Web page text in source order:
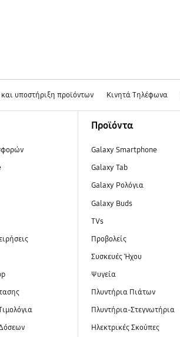
υποστήριξη προϊόντων Κινητά Τηλέφωνα
Προϊόντα
Galaxy Smartphone
Galaxy Tab
Galaxy Ρολόγια
Galaxy Buds
TVs
Προβολείς
Συσκευές Ήχου
Ψυγεία
Πλυντήρια Πιάτων
Πλυντήρια-Στεγνωτήρια
Ηλεκτρικές Σκούπες